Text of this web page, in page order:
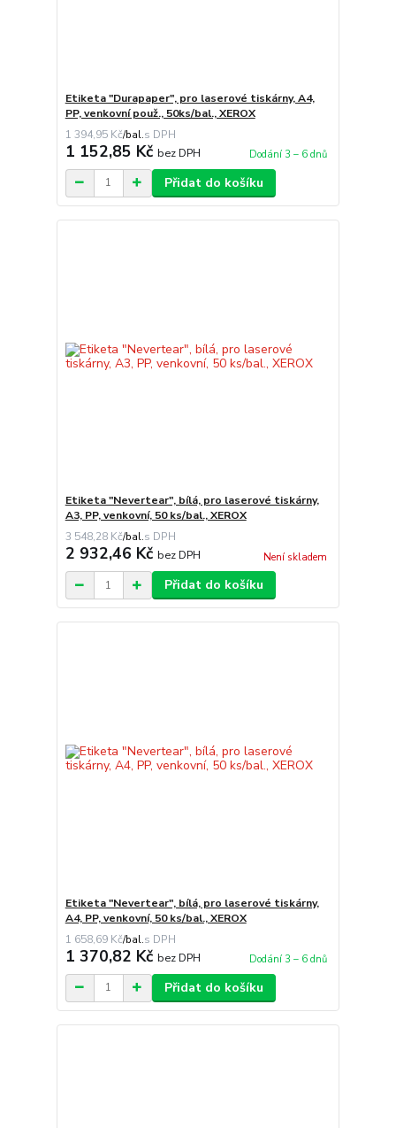
Etiketa "Durapaper", pro laserové tiskárny, A4,
PP, venkovní použ., 50ks/bal., XEROX
1 394,95 Kč/bal.
1 152,85 Kč bez DPH Dodání 3 – 6 dnů
Přidat do košíku
Etiketa "Nevertear", bílá, pro laserové tiskárny,
A3, PP, venkovní, 50 ks/bal., XEROX
3 548,28 Kč/bal.
2 932,46 Kč bez DPH Není skladem
Přidat do košíku
Etiketa "Nevertear", bílá, pro laserové tiskárny,
A4, PP, venkovní, 50 ks/bal., XEROX
1 658,69 Kč/bal.
1 370,82 Kč bez DPH Dodání 3 – 6 dnů
Přidat do košíku